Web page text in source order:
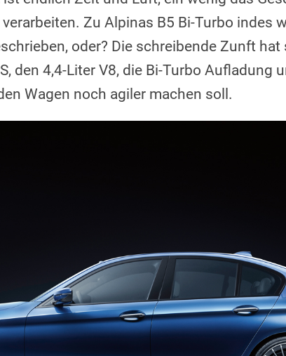
Zu Alpinas B5 Bi-Turbo indes
oder? Die schreibende Zunft hat
den 4,4-Liter V8, die Bi-Turbo Aufladung
Wagen noch agiler machen soll.